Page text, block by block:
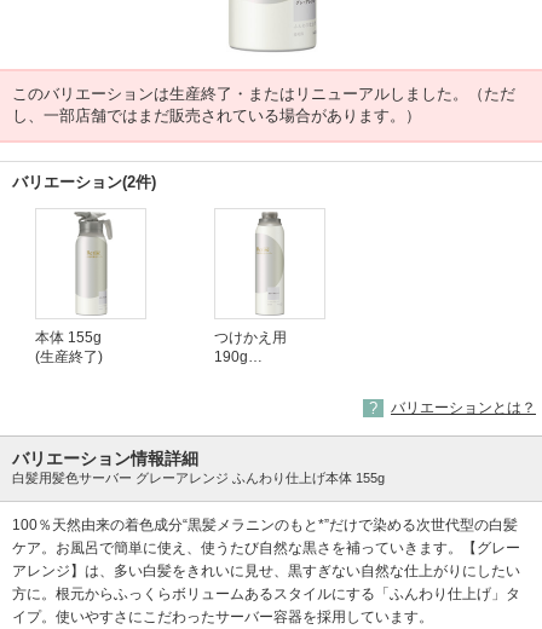
このバリエーションは生産終了・またはリニューアルしました。（ただ
し、一部店舗ではまだ販売されている場合があります。）
バリエーション(2件)
本体 155g
(生産終了)
つけかえ用
190g
バリエーションとは？
バリエーション情報詳細
白髪用髪色サーバー グレーアレンジ ふんわり仕上げ本体 155g
100％天然由来の着色成分“黒髪メラニンのもと*”だけで染める次世代型の白髪
ケア。お風呂で簡単に使え、使うたび自然な黒さを補っていきます。【グレー
アレンジ】は、多い白髪をきれいに見せ、黒すぎない自然な仕上がりにしたい
方に。根元からふっくらボリュームあるスタイルにする「ふんわり仕上げ」タ
イプ。使いやすさにこだわったサーバー容器を採用しています。